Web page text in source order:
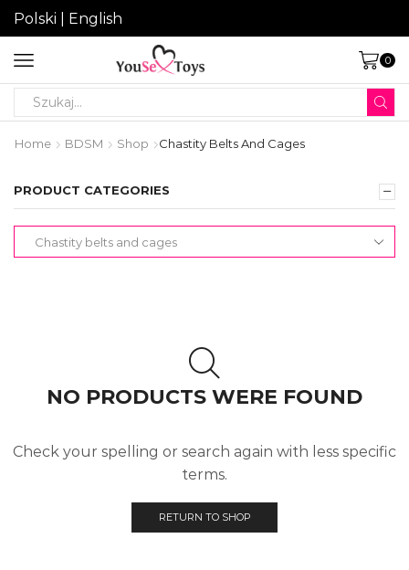
Polski English
0
Home BDSM Shop Chastity Belts And Cages
PRODUCT CATEGORIES
NO PRODUCTS WERE FOUND
Check your spelling or search again with less specific
terms.
RETURN TO SHOP